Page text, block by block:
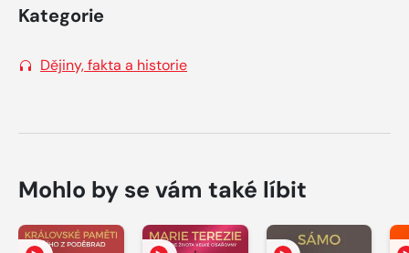
Kategorie
Dějiny, fakta a historie
Mohlo by se vám také líbit